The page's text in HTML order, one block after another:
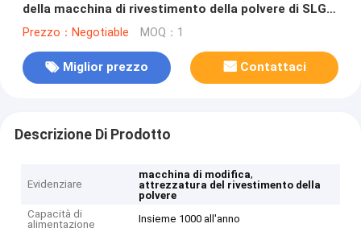
della macchina di rivestimento della polvere di SLG
2000 min della r
Prezzo：Negotiable MOQ：1
Miglior prezzo Contattaci
Descrizione Di Prodotto
Evidenziare
macchina di modifica,
attrezzatura del rivestimento della
polvere
Capacità di
alimentazione
Insieme 1000 all'anno